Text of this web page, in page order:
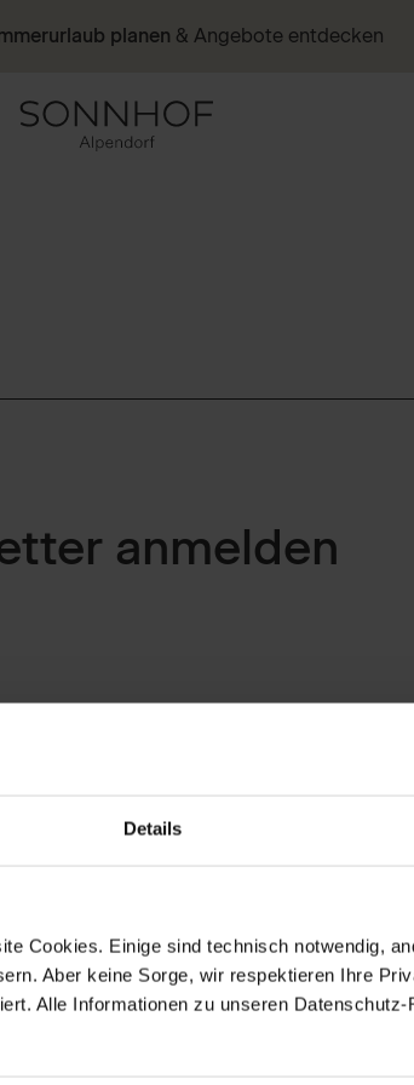
Details
Cookies. Einige sind technisch notwendig,
Aber keine Sorge, wir respektieren Ihre
Alle Informationen zu unseren Datenschutz-
planen & Angebote entdecken
anmelden
Familie Höllwart,